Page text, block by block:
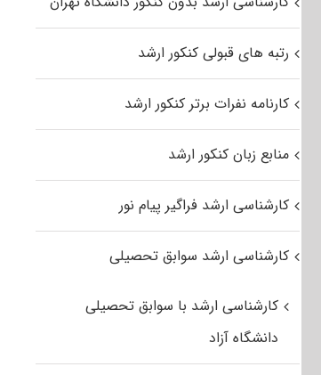
رتبه های قبولی کنکور ارشد
کارنامه نفرات برتر کنکور ارشد
منابع زبان کنکور ارشد
کارشناسی ارشد فراگیر پیام نور
کارشناسی ارشد سوابق تحصیلی
کارشناسی ارشد با سوابق تحصیلی
دانشگاه آزاد